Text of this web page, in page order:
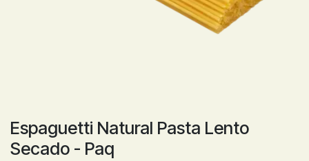
Espaguetti Natural Pasta Lento
Secado - Paq